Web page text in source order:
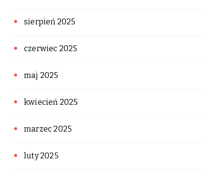
sierpień 2025
czerwiec 2025
maj 2025
kwiecień 2025
marzec 2025
luty 2025